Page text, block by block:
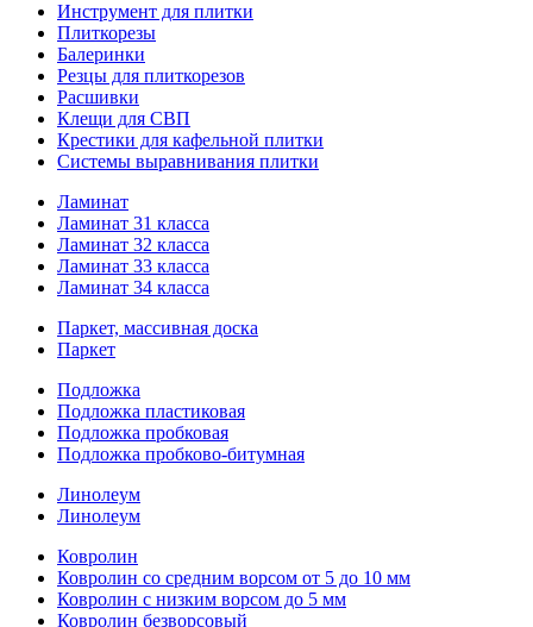
Инструмент для плитки
Плиткорезы
Балеринки
Резцы для плиткорезов
Расшивки
Клещи для СВП
Крестики для кафельной плитки
Системы выравнивания плитки
Ламинат
Ламинат 31 класса
Ламинат 32 класса
Ламинат 33 класса
Ламинат 34 класса
Паркет, массивная доска
Паркет
Подложка
Подложка пластиковая
Подложка пробковая
Подложка пробково-битумная
Линолеум
Линолеум
Ковролин
Ковролин со средним ворсом от 5 до 10 мм
Ковролин с низким ворсом до 5 мм
Ковролин безворсовый